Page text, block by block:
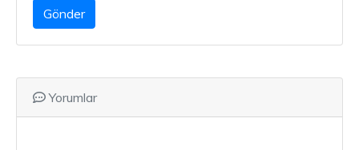
Gönder
Yorumlar